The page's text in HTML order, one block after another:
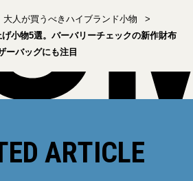
大人が買うべきハイブランド小物
げ小物5選。バーバリーチェックの新作財布
ーバッグにも注目
ARTICLE